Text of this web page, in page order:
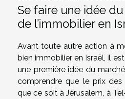
Se faire une idée
de l’immobilier en
Avant toute autre action à
bien immobilier en Israël, il
une première idée du
comprendre que le prix des
que ce soit à Jérusalem, à